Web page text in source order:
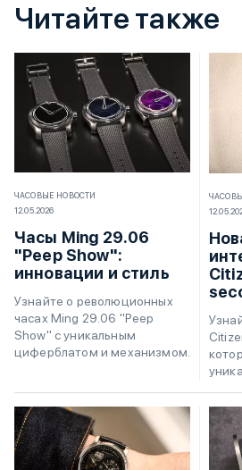
Читайте также
ЧАСОВЫЕ НОВОСТИ
12.05.2026
Часы Ming 29.06
"Peep Show":
инновации и стиль
Узнайте о революционных
часах Ming 29.06 "Peep
Show" с уникальным
циферблатом и механизмом.